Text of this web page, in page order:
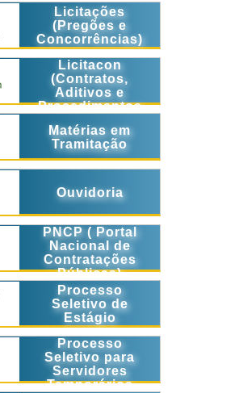
Licitações
(Pregões e
Concorrências)
Licitacon
(Contratos,
Aditivos e
Procedimentos
Matérias em
Tramitação
Ouvidoria
PNCP ( Portal
Nacional de
Contratações
Públicas)
Processo
Seletivo de
Estágio
Processo
Seletivo para
Servidores
Temporários